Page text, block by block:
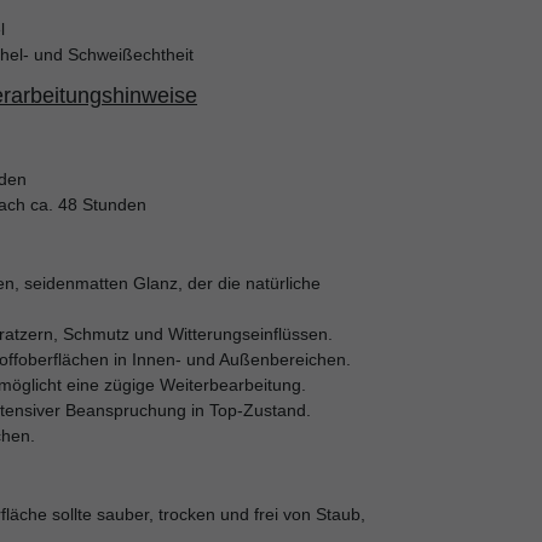
und Schweißechtheit
ca. 48 Stunden
seidenmatten Glanz, der die natürliche
Schmutz und Witterungseinflüssen.
in Innen- und Außenbereichen.
eine zügige Weiterbearbeitung.
Beanspruchung in Top-Zustand.
sollte sauber, trocken und frei von Staub,